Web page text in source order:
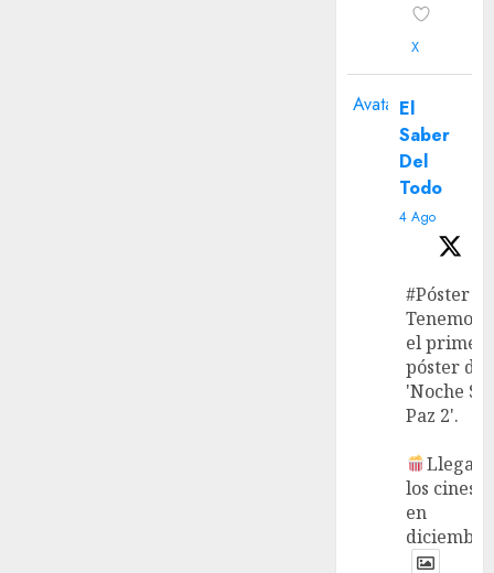
X
Avatar El
Saber
Del
Todo
4 Ago
#Póster
Tenemos
el primer
póster de
'Noche
Paz 2'.
Llega a
los cines
en